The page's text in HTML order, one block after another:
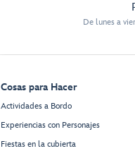
De lunes a
Cosas para Hacer
Actividades a Bordo
Experiencias con Personajes
Fiestas en la cubierta